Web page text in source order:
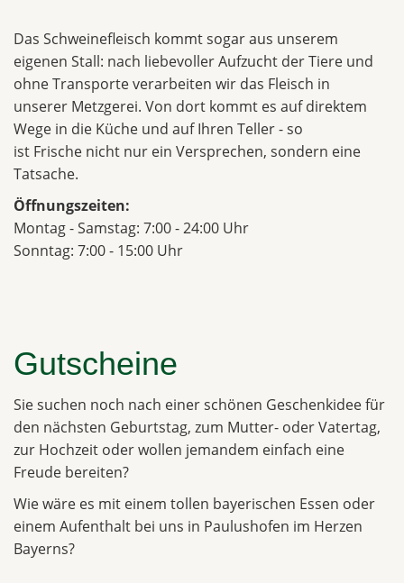
Das Schweinefleisch kommt sogar aus unserem
eigenen Stall: nach liebevoller Aufzucht der Tiere und
ohne Transporte verarbeiten wir das Fleisch in
unserer Metzgerei. Von dort kommt es auf direktem
Wege in die Küche und auf Ihren Teller - so
ist Frische nicht nur ein Versprechen, sondern eine
Tatsache.
Öffnungszeiten:
Montag - Samstag: 7:00 - 24:00 Uhr
Sonntag: 7:00 - 15:00 Uhr
Gutscheine
Sie suchen noch nach einer schönen Geschenkidee für
den nächsten Geburtstag, zum Mutter- oder Vatertag,
zur Hochzeit oder wollen jemandem einfach eine
Freude bereiten?
Wie wäre es mit einem tollen bayerischen Essen oder
einem Aufenthalt bei uns in Paulushofen im Herzen
Bayerns?